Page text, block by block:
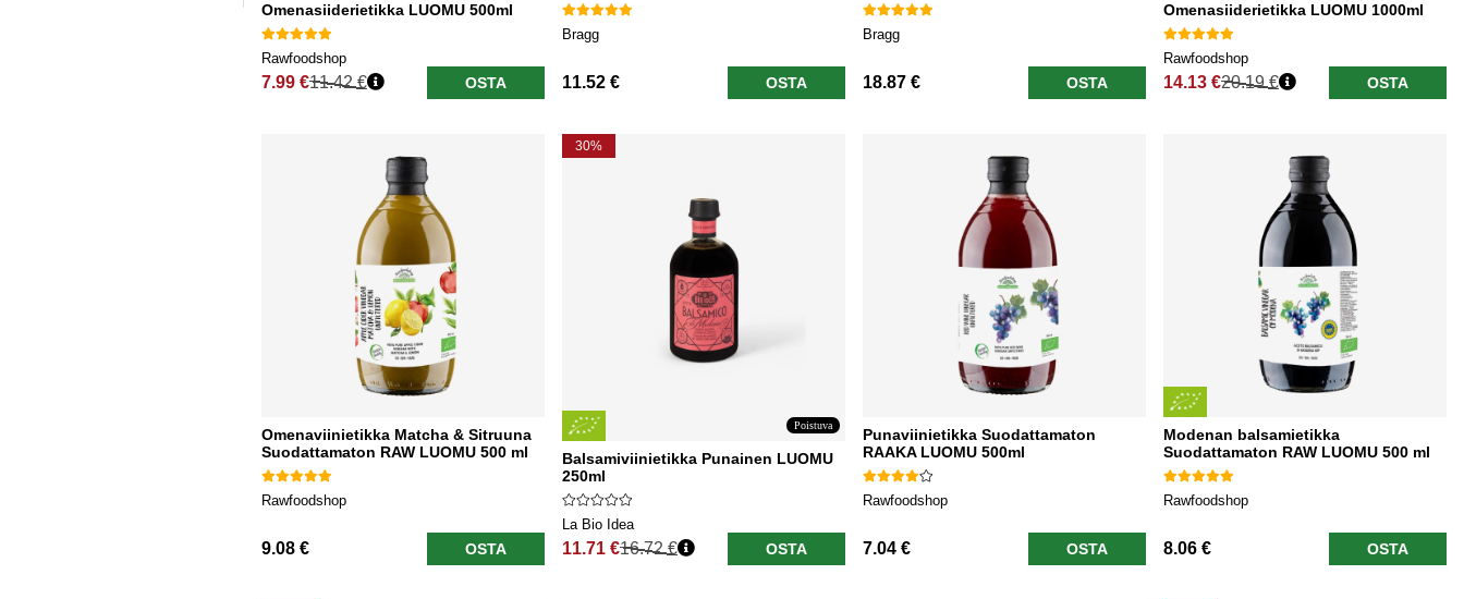
Omenasiiderietikka LUOMU 500ml
Rawfoodshop
7.99 €
Normaali hinta
11.42 € OSTA
Bragg
11.52 € OSTA
Bragg
18.87 € OSTA
Omenasiiderietikka LUOMU 1000ml
Rawfoodshop
14.13 €
Normaali hinta
20.19 € OSTA
Omenaviinietikka Matcha & Sitruuna
Suodattamaton RAW LUOMU 500 ml
Rawfoodshop
9.08 € OSTA
30%
Poistuva
Balsamiviinietikka Punainen LUOMU
250ml
La Bio Idea
11.71 €
Normaali hinta
16.72 € OSTA
Punaviinietikka Suodattamaton
RAAKA LUOMU 500ml
Rawfoodshop
7.04 € OSTA
Modenan balsamietikka
Suodattamaton RAW LUOMU 500 ml
Rawfoodshop
8.06 € OSTA